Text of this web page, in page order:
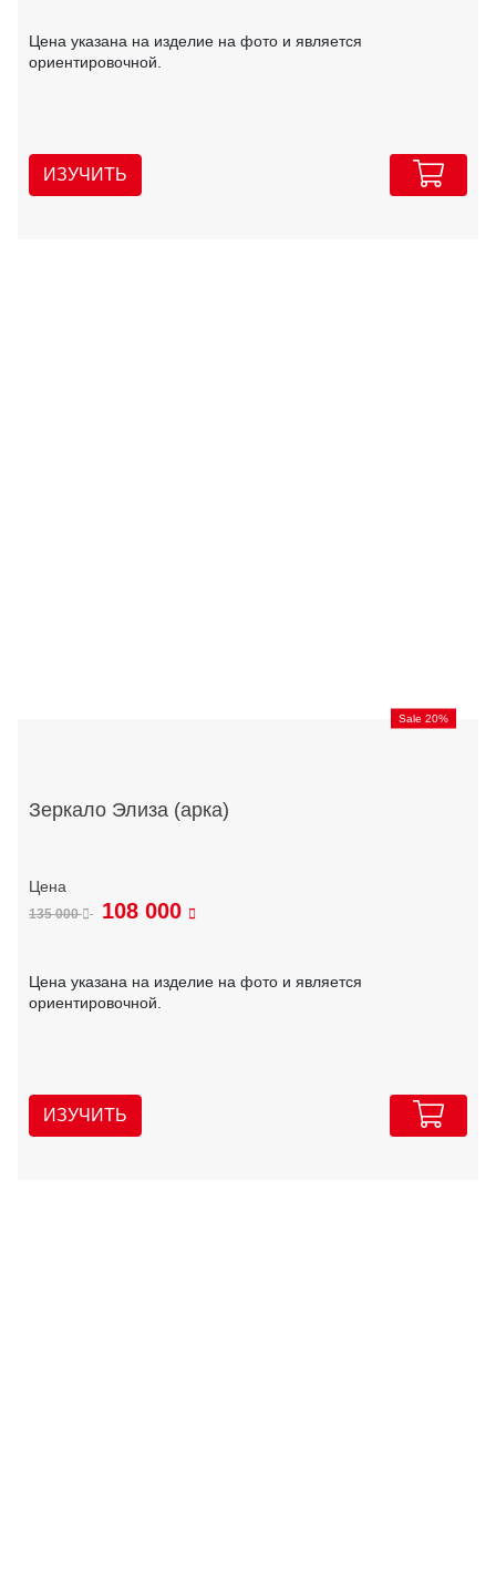
Цена указана на изделие на фото и является
ориентировочной.
ИЗУЧИТЬ
Sale 20%
Зеркало Элиза (арка)
135 000 108 000
Цена указана на изделие на фото и является
ориентировочной.
ИЗУЧИТЬ